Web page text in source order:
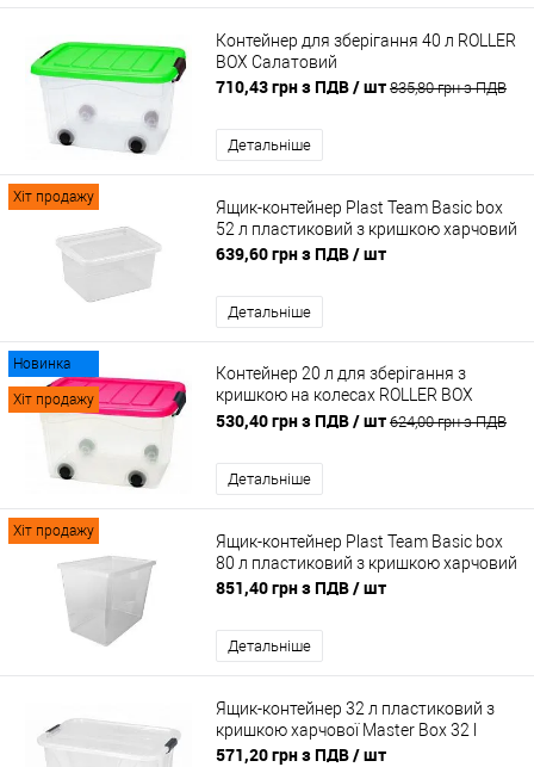
Контейнер для зберігання 40 л ROLLER
BOX Салатовий
710,43 грн з ПДВ/ шт 835,80 грн з ПДВ
Детальніше
Хіт продажу
Ящик-контейнер Plast Team Basic box
52 л пластиковий з кришкою харчовий
639,60 грн з ПДВ/ шт
Детальніше
Новинка
Хіт продажу
Контейнер 20 л для зберігання з
кришкою на колесах ROLLER BOX
Малиновий
530,40 грн з ПДВ/ шт 624,00 грн з ПДВ
Детальніше
Хіт продажу
Ящик-контейнер Plast Team Basic box
80 л пластиковий з кришкою харчовий
851,40 грн з ПДВ/ шт
Детальніше
Ящик-контейнер 32 л пластиковий з
кришкою харчової Master Box 32 l
571,20 грн з ПДВ/ шт